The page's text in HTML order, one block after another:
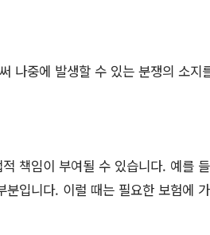
나중에 발생할 수 있는 분쟁의 소지
책임이 부여될 수 있습니다. 예를
분입니다. 이럴 때는 필요한 보험에